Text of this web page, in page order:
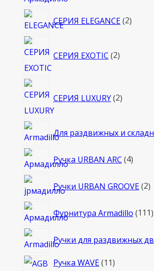
СЕРИЯ ELEGANCE 22
СЕРИЯ EXOTIC 2товара
СЕРИЯ LUXURY 2товара
Для раздвижных и
Ручка URBAN ARC 44
Ручки URBAN GROOVE 22
Фурнитура Armadillo 111
Ручки для раздвижных
Ручка WAVE 1111